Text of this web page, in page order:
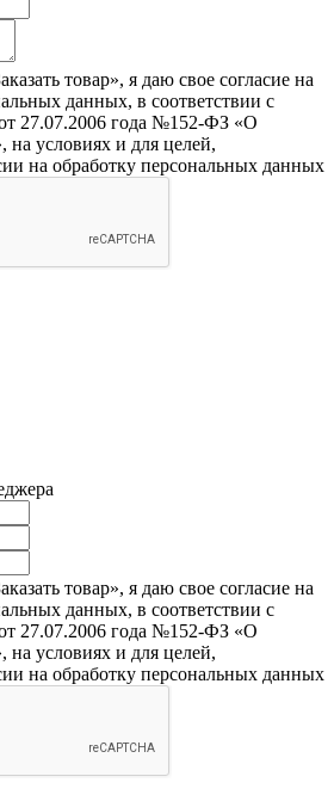
товар», я даю свое согласие на
данных, в соответствии с
27.07.2006 года №152-ФЗ «О
условиях и для целей,
на обработку персональных данных
товар», я даю свое согласие на
данных, в соответствии с
27.07.2006 года №152-ФЗ «О
условиях и для целей,
на обработку персональных данных